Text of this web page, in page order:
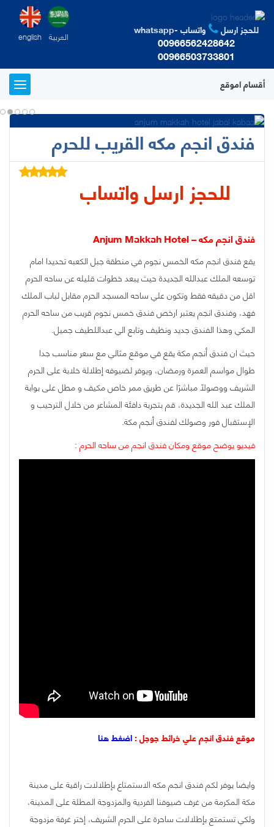
العربية english للحجز ارسل واتساب -whatsapp
00966562428642
00966503733801
T
o
g
n
a
أقسام اموقع
فندق انجم مكه القريب للحرم
للحجز ارسل واتساب
فندق انجم مكه – Anjum Makkah Hotel
يقع فندق انجم مكه الخمس نجوم في منطقة جبل الكعبه تحديدا امام
توسعه الملك عبدالله الجديدة حيث يبعد خطوات قليله عن ساحه الحرم
اقل من دقيقه فقط وتكون علي ساحه المسجد الحرم مقابل لباب الملك
فهد، وفندق انجم يعتبر ارخص فندق خمس نجوم قريب من ساحه الحرم
المكي وهذا الفندق جديد ونظيف وتابع الي عبداللطيف جميل.
حيث ان فندق أنجم مكة يقع في موقع مثالي مع سعر مناسب جدا
طوال مواسم العمرة ورمضان، ويوفر لضيوفه إطلالة خلابة على الحرم
الشريف ووصولاً مباشرًا عن طريق ممر خاص مكيف و مطل على بوابة
الملك عبد الله الجديدة، قم بتجربة دافئة المشاعر من خلال الترحيب و
الإستقبال فور وصولك لفندق أنجم مكة.
فيديو يوضح موقع ومكان فندق انجم من ساحه الحرم :
موقع فندق انجم علي خرائط جوجل :اضغط هنا
وايضا يوفر لكم فندق انجم مكه الاستمتاع بإطلالات راقية على مدينة
مكة المكرمة من غرف ضيوفنا الفردية والمزدوجة المطلة على المدينة،
ولكي تستمتع بإطلالات ساحرة على الحرم الشريف، إختر غرفة مزدوجة